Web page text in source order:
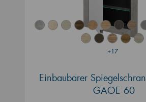
+17
Einbaubarer
GAOE 60